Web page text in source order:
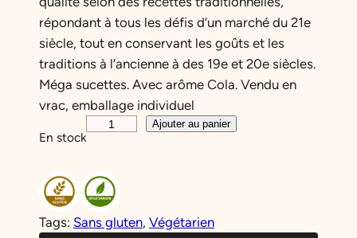
répondant à tous les défis d’un marché du 21e
siècle, tout en conservant les goûts et les
traditions à l’ancienne à des 19e et 20e siècles.
Méga sucettes. Avec arôme Cola. Vendu en
vrac, emballage individuel
En stock
u
n
t
i
Ajouter au panier
Tags: Sans gluten, Végétarien